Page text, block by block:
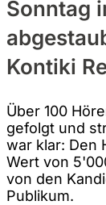
Sonntag
Kontiki
Über 100
gefolgt und
war klar: Den
Wert von
von den
Publikum.